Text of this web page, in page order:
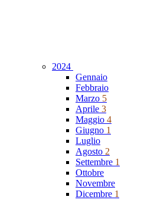
2024
Gennaio
Febbraio
Marzo 5
Aprile 3
Maggio 4
Giugno 1
Luglio
Agosto 2
Settembre 1
Ottobre
Novembre
Dicembre 1